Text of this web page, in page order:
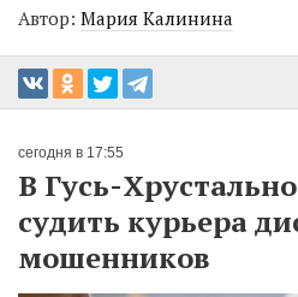
Автор: Мария Калинина
сегодня в 17:55
В Гусь-
судить курьера
мошенников